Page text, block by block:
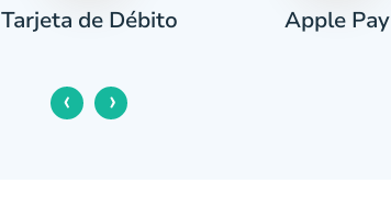
Tarjeta de Débito Apple Pay
‹ ›